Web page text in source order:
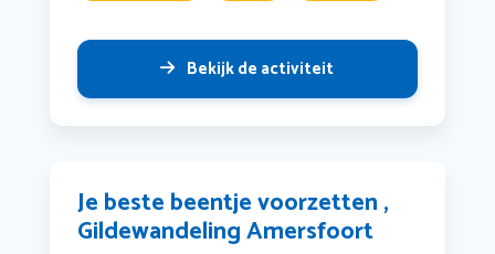
Bekijk de activiteit
Je beste beentje voorzetten ,
Gildewandeling Amersfoort